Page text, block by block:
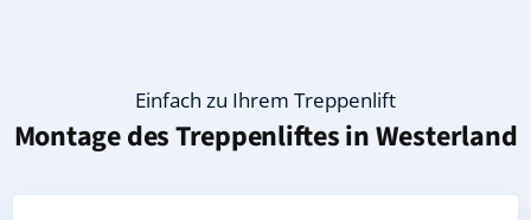
Einfach zu Ihrem Treppenlift
Montage des Treppenliftes inWesterland